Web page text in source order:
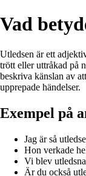
Vad
Utledsen är ett
trött eller uttråkad på
beskriva känslan av
upprepade händelser.
Exempel på
Jag är så
Hon verkade
Vi blev
Är du också